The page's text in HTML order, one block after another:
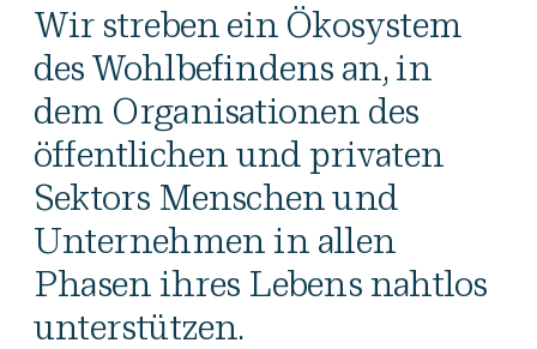
Wir streben ein Ökosystem
des Wohlbefindens an, in
dem Organisationen des
öffentlichen und privaten
Sektors Menschen und
Unternehmen in allen
Phasen ihres Lebens nahtlos
unterstützen.